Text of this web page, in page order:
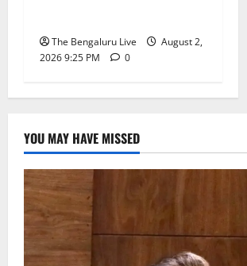
The Bengaluru Live
August 2,
2026 9:25 PM
0
YOU MAY HAVE MISSED